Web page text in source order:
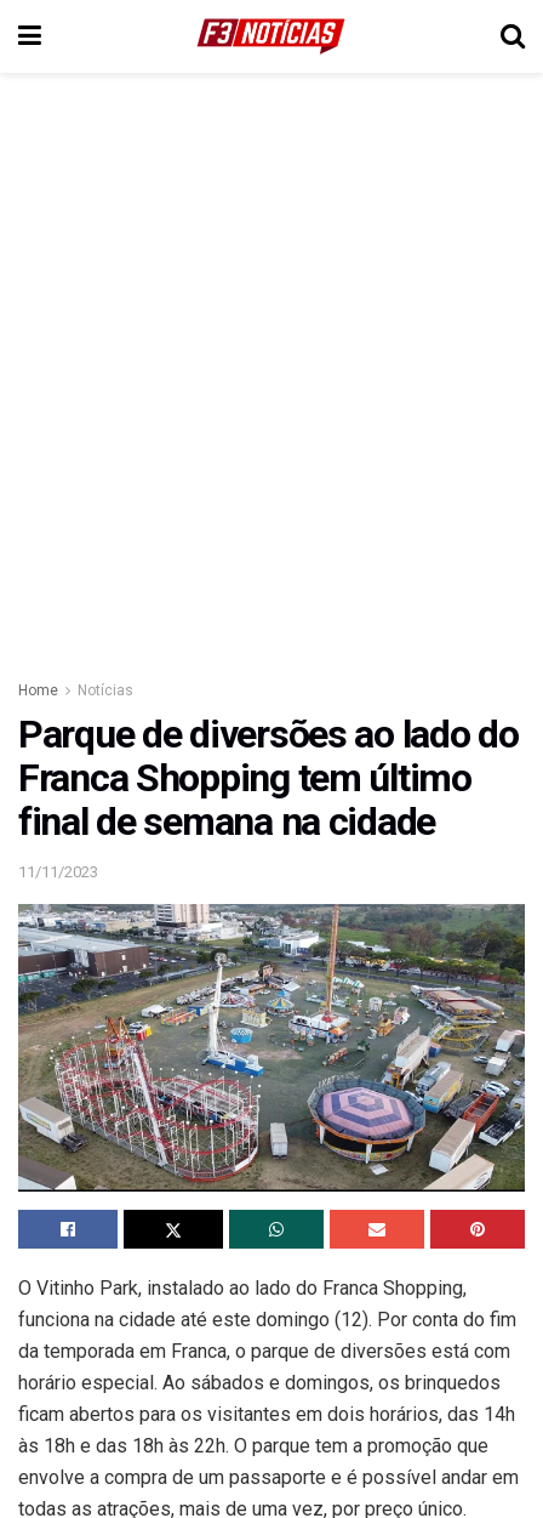
Home Notícias
Parque de diversões ao lado do
Franca Shopping tem último
final de semana na cidade
11/11/2023
O Vitinho Park, instalado ao lado do Franca Shopping,
funciona na cidade até este domingo (12). Por conta do fim
da temporada em Franca, o parque de diversões está com
horário especial. Ao sábados e domingos, os brinquedos
ficam abertos para os visitantes em dois horários, das 14h
às 18h e das 18h às 22h. O parque tem a promoção que
envolve a compra de um passaporte e é possível andar em
todas as atrações, mais de uma vez, por preço único.